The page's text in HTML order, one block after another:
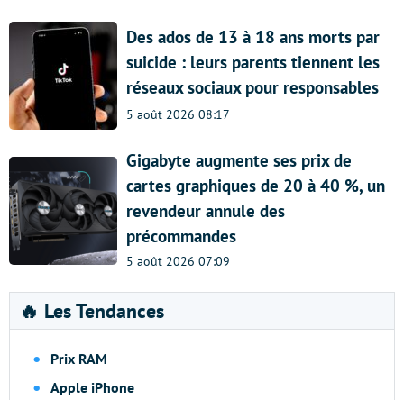
Des ados de 13 à 18 ans morts par
suicide : leurs parents tiennent les
réseaux sociaux pour responsables
5 août 2026 08:17
Gigabyte augmente ses prix de
cartes graphiques de 20 à 40 %, un
revendeur annule des
précommandes
5 août 2026 07:09
🔥 Les Tendances
Prix RAM
Apple iPhone